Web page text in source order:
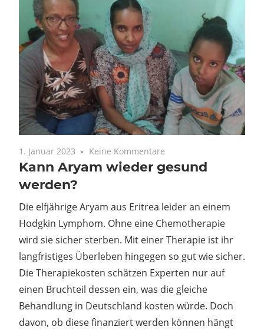
1. Januar 2023 Keine Kommentare
Kann Aryam wieder gesund
werden?
Die elfjährige Aryam aus Eritrea leider an einem
Hodgkin Lymphom. Ohne eine Chemotherapie
wird sie sicher sterben. Mit einer Therapie ist ihr
langfristiges Überleben hingegen so gut wie sicher.
Die Therapiekosten schätzen Experten nur auf
einen Bruchteil dessen ein, was die gleiche
Behandlung in Deutschland kosten würde. Doch
davon, ob diese finanziert werden können hängt